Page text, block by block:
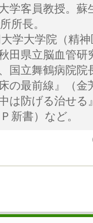
学客員教授。蘇
所長。
学大学院（精
田県立脳血管研
国立舞鶴病院院
最前線』（金
は防げる治せる
新書）など。